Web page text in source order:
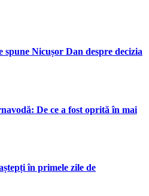
Nicușor Dan despre decizia
De ce a fost oprită în mai
în primele zile de